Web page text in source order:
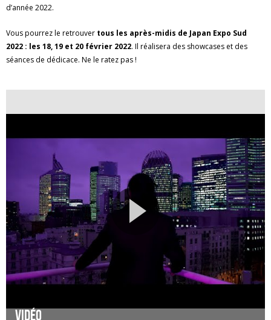
d’année 2022.
Vous pourrez le retrouver tous les après-midis de Japan Expo Sud
2022 : les 18, 19 et 20 février 2022. Il réalisera des showcases et des
séances de dédicace. Ne le ratez pas !
Vidéo